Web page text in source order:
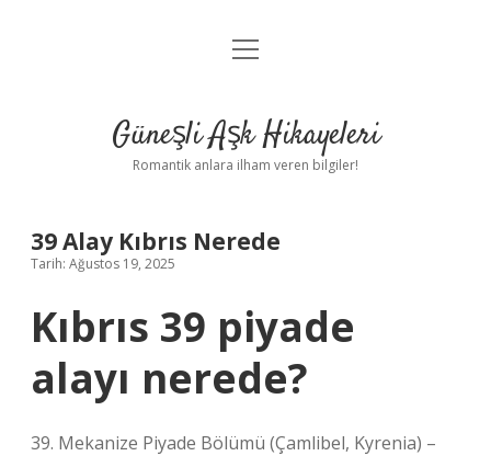
Anasayfa
Yasal Uyarı
menüyü
Güneşli Aşk Hikayeleri
Romantik anlara ilham veren bilgiler!
39 Alay Kıbrıs Nerede
Tarih: Ağustos 19, 2025
Kıbrıs 39 piyade
alayı nerede?
39. Mekanize Piyade Bölümü (Çamlibel, Kyrenia) –